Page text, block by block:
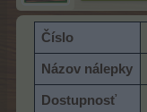
Číslo
Názov nálepky
Dostupnosť